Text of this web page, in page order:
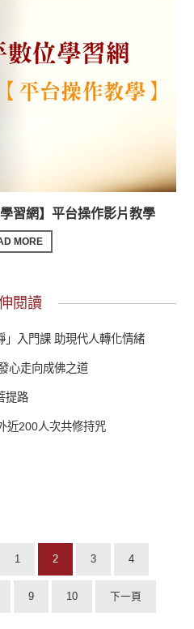
習網】平台操作影片教學
MORE
閱讀
」入門課 助現代人轉化情緒
心走向成佛之道
提路
近200人次共修持咒
1 2 3 4
9 10 下一頁